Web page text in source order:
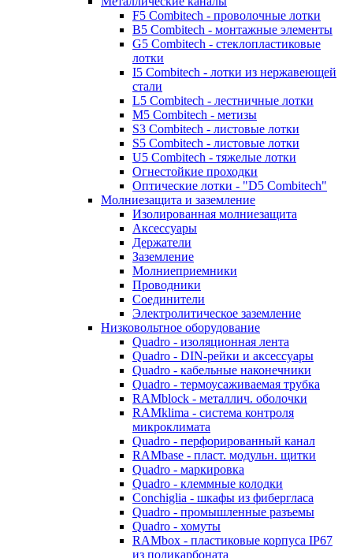
F5 Combitech - проволочные лотки
B5 Combitech - монтажные элементы
G5 Combitech - стеклопластиковые
лотки
I5 Combitech - лотки из нержавеющей
стали
L5 Combitech - лестничные лотки
M5 Combitech - метизы
S3 Combitech - листовые лотки
S5 Combitech - листовые лотки
U5 Combitech - тяжелые лотки
Огнестойкие проходки
Оптические лотки - "D5 Combitech"
Молниезащита и заземление
Изолированная молниезащита
Аксессуары
Держатели
Заземление
Молниеприемники
Проводники
Соединители
Электролитическое заземление
Низковольтное оборудование
Quadro - изоляционная лента
Quadro - DIN-рейки и аксессуары
Quadro - кабельные наконечники
Quadro - термоусаживаемая трубка
RAMblock - металлич. оболочки
RAMklima - система контроля
микроклимата
Quadro - перфорированный канал
RAMbase - пласт. модульн. щитки
Quadro - маркировка
Quadro - клеммные колодки
Conchiglia - шкафы из фибергласа
Quadro - промышленные разъемы
Quadro - хомуты
RAMbox - пластиковые корпуса IP67
из поликарбоната